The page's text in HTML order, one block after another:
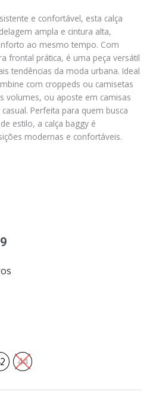
e confortável, esta calça
ampla e cintura alta,
ao mesmo tempo. Com
frontal prática, é uma peça versátil
tendências da moda urbana. Ideal
com croppeds ou camisetas
volumes, ou aposte em camisas
Perfeita para quem busca
estilo, a calça baggy é
modernas e confortáveis.
atual
44